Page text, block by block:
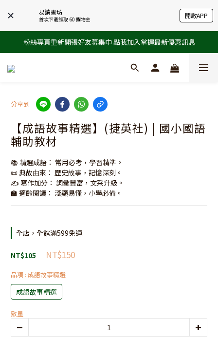
易讀書坊
首次下載領取 60 購物金 開啟APP
粉絲專頁重新開張好友募集中 點我加入掌握最新優惠訊息
分享到
【成語故事精選】(捷英社) | 國小國語
輔助教材
📚 精選成語： 常用必考，學習精準。
📜 典故由來： 歷史故事，記憶深刻。
✍️ 寫作加分： 詞彙豐富，文采升級。
🏫 適齡閱讀： 淺顯易懂，小學必備。
全店，全館滿599免運
NT$150
NT$105
品項 : 成語故事精選
成語故事精選
數量